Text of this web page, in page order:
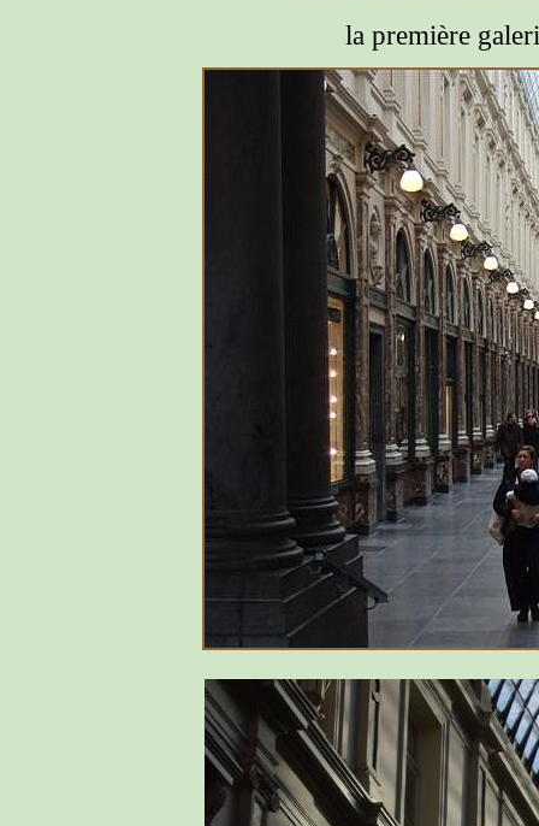
la première